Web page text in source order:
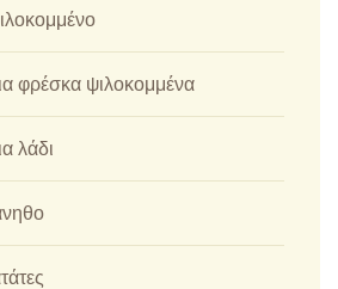
φρέσκα ψιλοκομμένα
λάδι